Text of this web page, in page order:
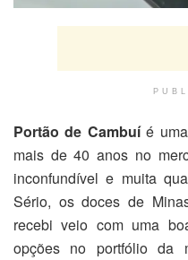
Portão de Cambuíé uma
mais de 40 anos no
inconfundível e muita
Sério, os doces de
recebi veio com uma
opções no portfólio da